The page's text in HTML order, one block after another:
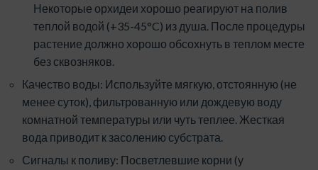
Некоторые орхидеи хорошо реагируют на полив
теплой водой (+35-45°C) из душа. После процедуры
растение должно хорошо обсохнуть в теплом месте
без сквозняков.
Качество воды: Используйте мягкую, отстоянную (не
менее суток), фильтрованную или дождевую воду
комнатной температуры или чуть теплее. Жесткая
вода приводит к засолению субстрата.
Сигналы к поливу: Посветлевшие корни (у